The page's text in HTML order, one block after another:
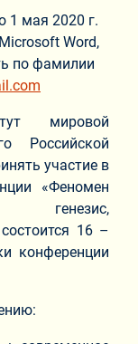
1 мая 2020 г.
Word,
по фамилии
мировой
Российской
участие в
«Феномен
генезис,
16 –
конференции